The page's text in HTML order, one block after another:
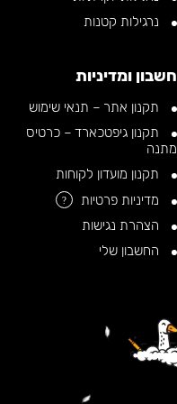
נרגילות קטנות
חשבון ומדיניות
תקנון אתר – תנאי שימוש
תקנון גיפטכארד – כרטיס
מתנה
תקנון מועדון לקוחות
מדיניות פרטיות
?
הצהרת נגישות
החשבון שלי